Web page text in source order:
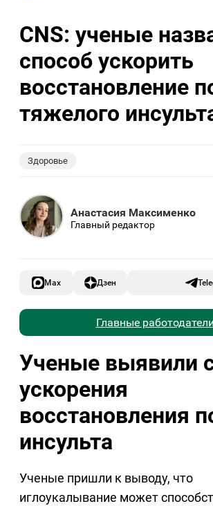
CNS: ученые
способ ускорить
восстановление
тяжелого
Здоровье
Анастасия Максименко
Главный редактор
Max Дзен
Главные работодатели
Ученые выявили
ускорения
восстановления
инсульта
Ученые пришли к выводу, что
иглоукалывание может